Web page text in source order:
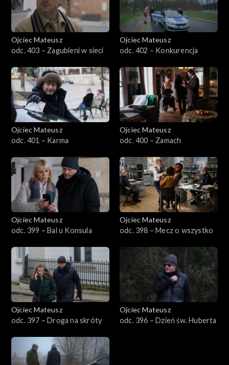
Sezon 26
Sezon 25
Sezon 24
Sezon 23
Sezon 22
Sezon 20
Sezon 19
Sezon 18
Sezon 17
Sezon 16
Sezon 15
Sezon 13
Ojciec Mateusz
odc. 403 – Zagubieni w sieci
Ojciec Mateusz
odc. 402 – Konkurencja
Ojciec Mateusz
odc. 401 – Karma
Ojciec Mateusz
odc. 400 – Zamach
Ojciec Mateusz
odc. 399 – Bal u Konsula
Ojciec Mateusz
odc. 398 – Mecz o wszystko
Ojciec Mateusz
odc. 397 – Droga na skróty
Ojciec Mateusz
odc. 396 – Dzień św. Huberta